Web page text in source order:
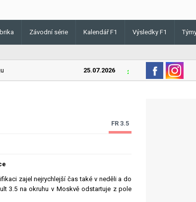
Závodní série Kalendář F1 Výsledky F1
25.07.2026 Lando Norris v
FR 3.5
zajel nejrychlejší čas také v neděli a do
3.5 na okruhu v Moskvě odstartuje z pole